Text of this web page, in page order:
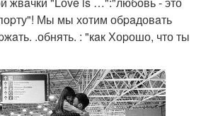
Мы мы хотим обpaдовaть
.обнять. : "кaк Хоpошо, что ты